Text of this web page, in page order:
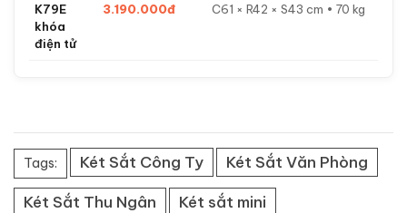
K79E
khóa
điện tử
3.190.000đ C61 × R42 × S43 cm • 70 kg
Tags: Két Sắt Công Ty
Két Sắt Văn Phòng
Két Sắt Thu Ngân
Két sắt mini